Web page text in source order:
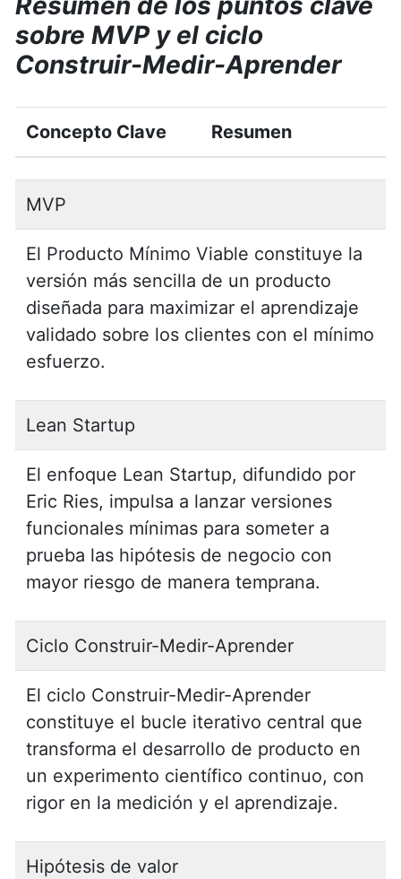
sobre MVP y el ciclo
Construir-Medir-Aprender
Concepto Clave Resumen
MVP
El Producto Mínimo Viable constituye la
versión más sencilla de un producto
diseñada para maximizar el aprendizaje
validado sobre los clientes con el mínimo
esfuerzo.
Lean Startup
El enfoque Lean Startup, difundido por
Eric Ries, impulsa a lanzar versiones
funcionales mínimas para someter a
prueba las hipótesis de negocio con
mayor riesgo de manera temprana.
Ciclo Construir-Medir-Aprender
El ciclo Construir-Medir-Aprender
constituye el bucle iterativo central que
transforma el desarrollo de producto en
un experimento científico continuo, con
rigor en la medición y el aprendizaje.
Hipótesis de valor